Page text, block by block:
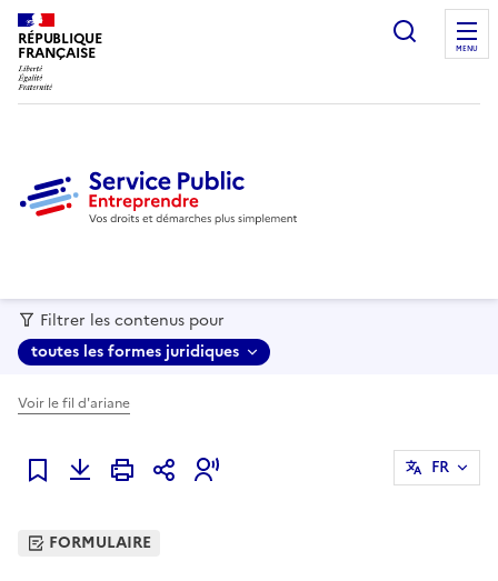
RÉPUBLIQUE
FRANÇAISE MENU
Filtrer les contenus pour
toutes les formes juridiques
Voir le fil d'ariane
Ajouter à mes favoris
FR
FORMULAIRE